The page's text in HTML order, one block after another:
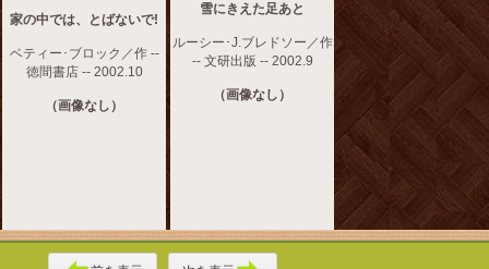
家の中では、とばないで!
ベティー･ブロック／作 --
徳間書店 -- 2002.10
（画像なし）
雪にきえた足あと
ルーシー･J.ブレドソー／作
-- 文研出版 -- 2002.9
（画像なし）